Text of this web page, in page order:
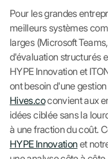
Pour les grandes
meilleurs systèmes
larges (Microsoft
d'évaluation structurés
HYPE Innovation et
ont besoin d'une
Hives.coconvient aux
idées ciblée sans la
à une fraction du coût.
HYPE Innovation et